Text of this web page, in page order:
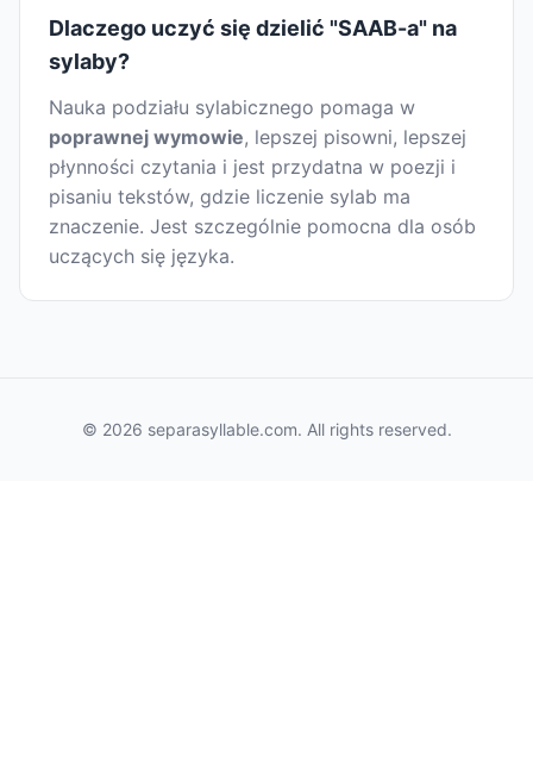
Dlaczego uczyć się dzielić "SAAB-a" na
sylaby?
Nauka podziału sylabicznego pomaga w
poprawnej wymowie, lepszej pisowni, lepszej
płynności czytania i jest przydatna w poezji i
pisaniu tekstów, gdzie liczenie sylab ma
znaczenie. Jest szczególnie pomocna dla osób
uczących się języka.
© 2026 separasyllable.com. All rights reserved.